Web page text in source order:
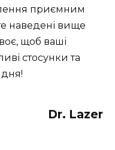
приємним
наведені вище
щоб ваші
стосунки та
Dr. Lazer